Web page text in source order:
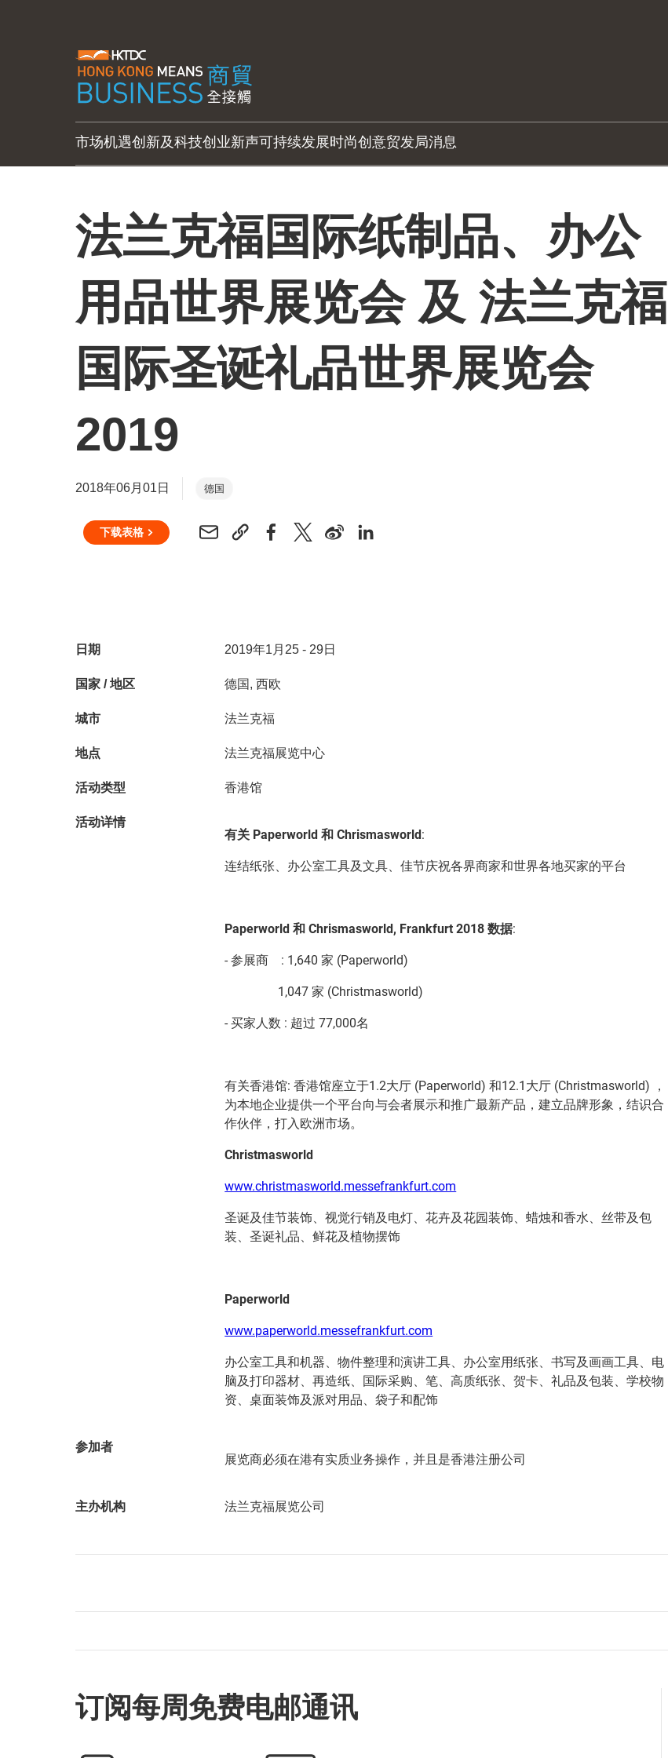
市场机遇创新及科技创业新声可持续发展时尚创意贸发局消息
法兰克福国际纸制品、办公
用品世界展览会 及 法兰克福
国际圣诞礼品世界展览会
2019
2018年06月01日 德国
下载表格
日期 2019年1月25 - 29日
国家 / 地区 德国, 西欧
城市 法兰克福
地点 法兰克福展览中心
活动类型 香港馆
活动详情
有关 Paperworld和 Chrismasworld:
连结纸张、办公室工具及文具、佳节庆祝各界商家和世界各地买家的平台
Paperworld 和 Chrismasworld, Frankfurt 2018 数据:
- 参展商 : 1,640 家 (Paperworld)
1,047 家 (Christmasworld)
- 买家人数 : 超过 77,000名
有关香港馆: 香港馆座立于1.2大厅 (Paperworld) 和12.1大厅 (Christmasworld) ，
为本地企业提供一个平台向与会者展示和推广最新产品，建立品牌形象，结识合
作伙伴，打入欧洲市场。
Christmasworld
www.christmasworld.messefrankfurt.com
圣诞及佳节装饰、视觉行销及电灯、花卉及花园装饰、蜡烛和香水、丝带及包
装、圣诞礼品、鲜花及植物摆饰
Paperworld
www.paperworld.messefrankfurt.com
办公室工具和机器、物件整理和演讲工具、办公室用纸张、书写及画画工具、电
脑及打印器材、再造纸、国际采购、笔、高质纸张、贺卡、礼品及包装、学校物
资、桌面装饰及派对用品、袋子和配饰
参加者
展览商必须在港有实质业务操作，并且是香港注册公司
主办机构 法兰克福展览公司
订阅每周免费电邮通讯